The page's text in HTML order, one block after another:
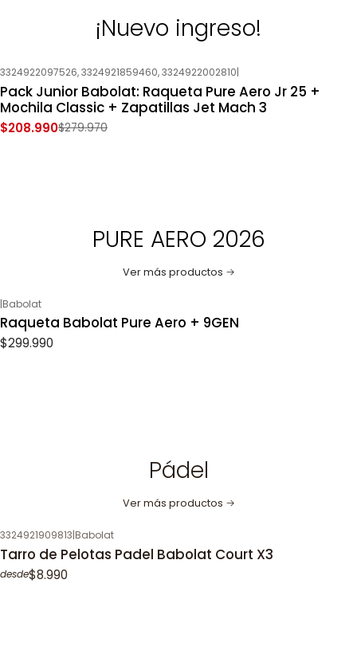
¡Nuevo ingreso!
-25% OFF
Nuevo
3324922097526, 3324921859460, 3324922002810|
Pack Junior Babolat: Raqueta Pure Aero Jr 25 +
Mochila Classic + Zapatillas Jet Mach 3
$208.990$279.970
PURE AERO 2026
Ver más productos
|Babolat
Raqueta Babolat Pure Aero + 9GEN
$299.990
Pádel
Ver más productos
3324921909813|Babolat
Tarro de Pelotas Padel Babolat Court X3
desde$8.990